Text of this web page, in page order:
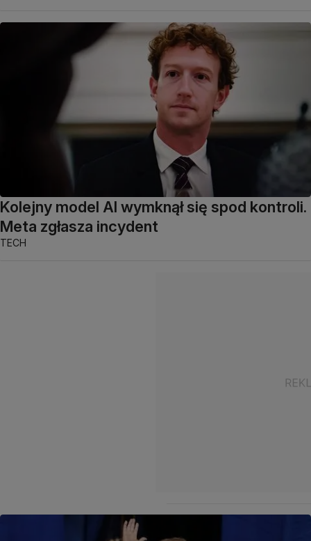
Kolejny model AI wymknął się spod kontroli.
Meta zgłasza incydent
TECH